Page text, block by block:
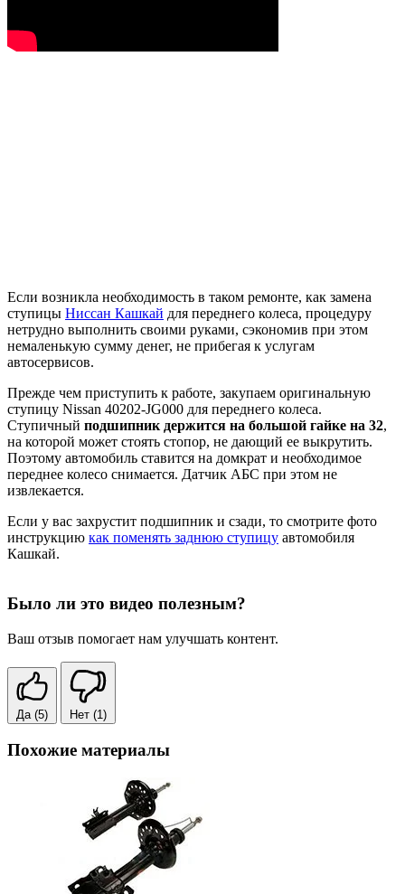
Если возникла необходимость в таком ремонте, как замена
ступицы Ниссан Кашкай для переднего колеса, процедуру
нетрудно выполнить своими руками, сэкономив при этом
немаленькую сумму денег, не прибегая к услугам
автосервисов.
Прежде чем приступить к работе, закупаем оригинальную
ступицу Nissan 40202-JG000 для переднего колеса.
Ступичный подшипник держится на большой гайке на 32,
на которой может стоять стопор, не дающий ее выкрутить.
Поэтому автомобиль ставится на домкрат и необходимое
переднее колесо снимается. Датчик АБС при этом не
извлекается.
Если у вас захрустит подшипник и сзади, то смотрите фото
инструкцию как поменять заднюю ступицу автомобиля
Кашкай.
Было ли это видео полезным?
Ваш отзыв помогает нам улучшать контент.
Да (5) Нет (1)
Похожие материалы